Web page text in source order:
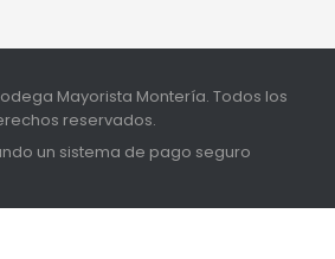
Mayorista Montería. Todos los
reservados.
un sistema de pago seguro